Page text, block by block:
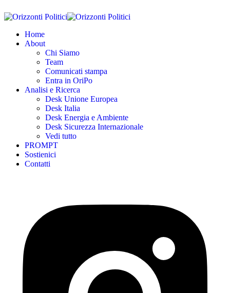
Home
About
Chi Siamo
Team
Comunicati stampa
Entra in OriPo
Analisi e Ricerca
Desk Unione Europea
Desk Italia
Desk Energia e Ambiente
Desk Sicurezza Internazionale
Vedi tutto
PROMPT
Sostienici
Contatti